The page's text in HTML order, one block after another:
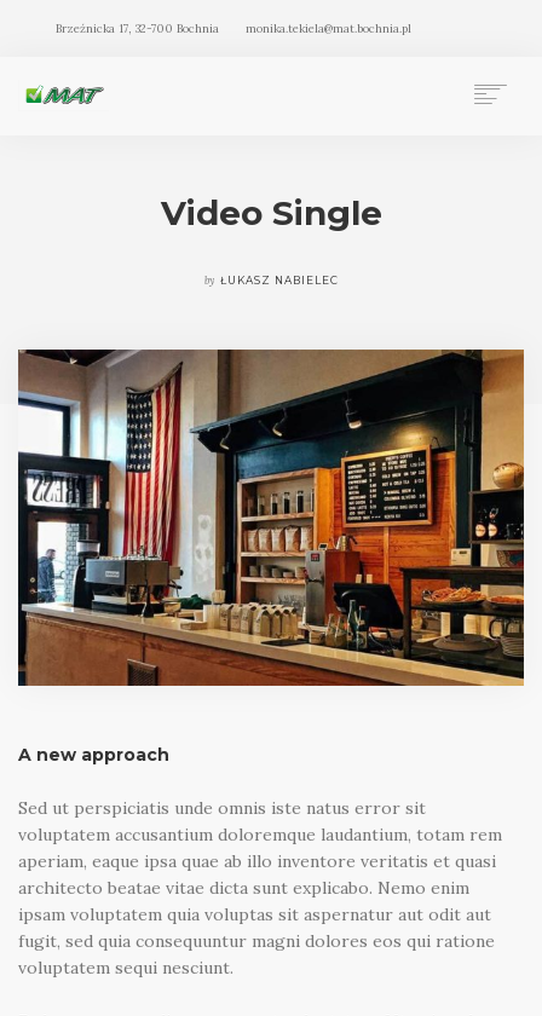
Brzeźnicka 17, 32-700 Bochnia monika.tekiela@mat.bochnia.pl
SEARCH
Video Single
by ŁUKASZ NABIELEC
A new approach
Sed ut perspiciatis unde omnis iste natus error sit
voluptatem accusantium doloremque laudantium, totam rem
aperiam, eaque ipsa quae ab illo inventore veritatis et quasi
architecto beatae vitae dicta sunt explicabo. Nemo enim
ipsam voluptatem quia voluptas sit aspernatur aut odit aut
fugit, sed quia consequuntur magni dolores eos qui ratione
voluptatem sequi nesciunt.